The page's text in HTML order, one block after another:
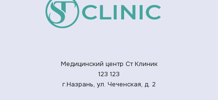
Медицинский центр Ст Клиник
123 123
г.Назрань, ул. Чеченская, д. 2